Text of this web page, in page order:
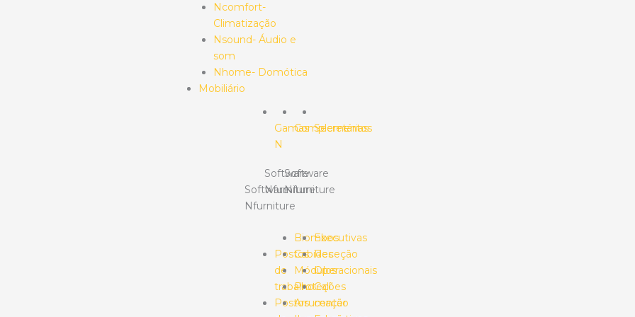
Ncomfort-
Climatização
Nsound- Áudio e
som
Nhome- Domótica
Mobiliário
Gamas
N
Software
Nfurniture
Postos
de
trabalho
Postos
Complementos
Software
Nfurniture
Biombos
Cabides
Módulos
Proteções
Arrumação
Secretárias
Software
Nfurniture
Executivas
Receção
Operacionais
Call
center